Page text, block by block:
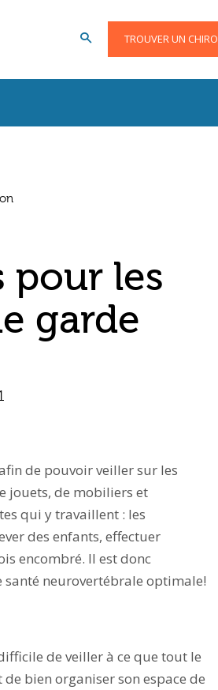
TROUVER UN CHIRO
pour les
garde
de pouvoir veiller sur les
jouets, de mobiliers et
qui y travaillent : les
des enfants, effectuer
encombré. Il est donc
neurovertébrale optimale!
de veiller à ce que tout le
bien organiser son espace de